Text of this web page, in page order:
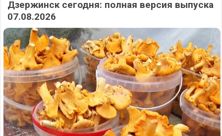
Дзержинск сегодня: полная версия выпуска
07.08.2026